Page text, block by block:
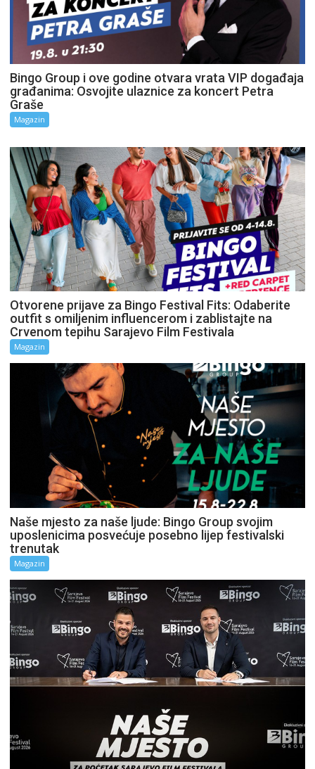
Bingo Group i ove godine otvara vrata VIP događaja
građanima: Osvojite ulaznice za koncert Petra
Graše
Magazin
Otvorene prijave za Bingo Festival Fits: Odaberite
outfit s omiljenim influencerom i zablistajte na
Crvenom tepihu Sarajevo Film Festivala
Magazin
Naše mjesto za naše ljude: Bingo Group svojim
uposlenicima posvećuje posebno lijep festivalski
trenutak
Magazin